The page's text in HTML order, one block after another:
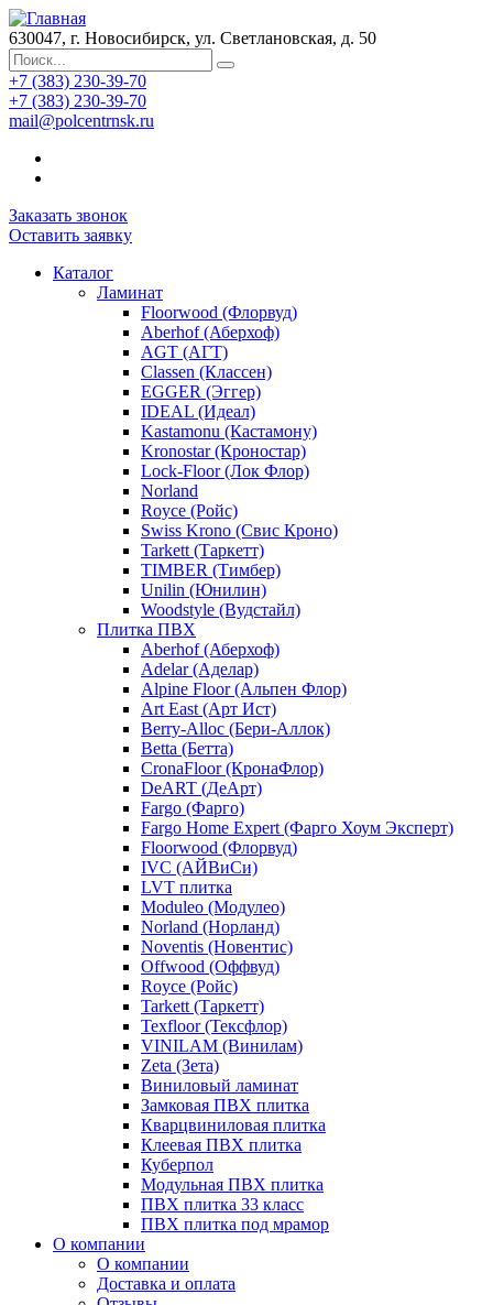
630047, г. Новосибирск, ул. Светлановская, д. 50
+7 (383) 230-39-70
+7 (383) 230-39-70
mail@polcentrnsk.ru
Заказать звонок
Оставить заявку
Каталог
Ламинат
Floorwood (Флорвуд)
Aberhof (Аберхоф)
AGT (АГТ)
Classen (Классен)
EGGER (Эггер)
IDEAL (Идеал)
Kastamonu (Кастамону)
Kronostar (Кроностар)
Lock-Floor (Лок Флор)
Norland
Royce (Ройс)
Swiss Krono (Свис Кроно)
Tarkett (Таркетт)
TIMBER (Тимбер)
Unilin (Юнилин)
Woodstyle (Вудстайл)
Плитка ПВХ
Aberhof (Аберхоф)
Adelar (Аделар)
Alpine Floor (Альпен Флор)
Art East (Арт Ист)
Berry-Alloc (Бери-Аллок)
Betta (Бетта)
CronaFloor (КронаФлор)
DeART (ДеАрт)
Fargo (Фарго)
Fargo Home Expert (Фарго Хоум Эксперт)
Floorwood (Флорвуд)
IVC (АЙВиСи)
LVT плитка
Moduleo (Модулео)
Norland (Норланд)
Noventis (Новентис)
Offwood (Оффвуд)
Royce (Ройс)
Tarkett (Таркетт)
Texfloor (Тексфлор)
VINILAM (Винилам)
Zeta (Зета)
Виниловый ламинат
Замковая ПВХ плитка
Кварцвиниловая плитка
Клеевая ПВХ плитка
Куберпол
Модульная ПВХ плитка
ПВХ плитка 33 класс
ПВХ плитка под мрамор
О компании
О компании
Доставка и оплата